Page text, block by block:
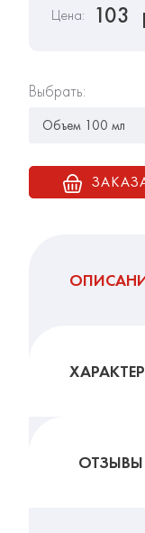
Цена: 103
Выбрать:
ОТЗЫВЫ